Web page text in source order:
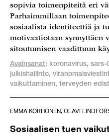
sopivia toimenpiteitä eri
Parhaimmillaan
sosiaalista identiteettiä ja
motivaatiotaan synnyttäen
sitoutumisen vaadittuun
Avainsanat: koronavirus,
julkishallinto,
vaikuttaminen, terveyden
EMMA KORHONEN, OLAVI
Sosiaalisen tuen